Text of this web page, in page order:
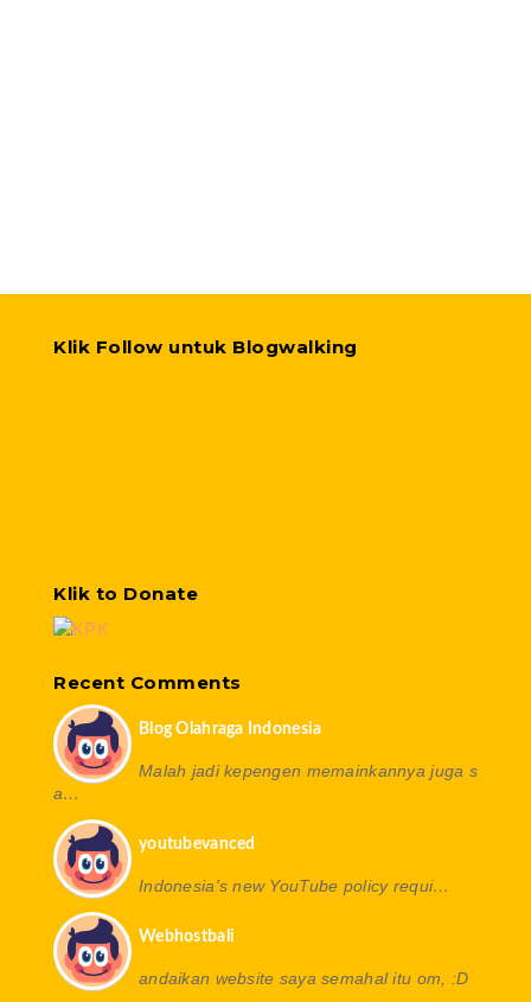
Klik Follow untuk Blogwalking
Klik to Donate
Recent Comments
Blog Olahraga Indonesia
Malah jadi kepengen memainkannya juga s
a…
youtubevanced
Indonesia's new YouTube policy requi…
Webhostbali
andaikan website saya semahal itu om, :D